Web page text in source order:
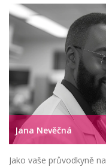
Jana Nevěčná
Jako vaše průvodkyně